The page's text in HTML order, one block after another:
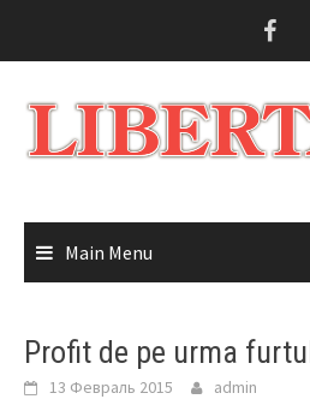
Main Menu
Profit de pe urma
13 Февраль 2015 admin